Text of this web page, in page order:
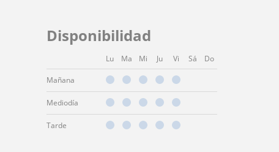
Disponibilidad
Lu Ma Mi Ju Vi Sá Do
Mañana
Mediodía
Tarde